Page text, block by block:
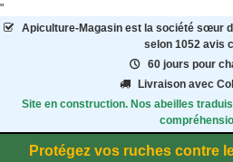
"
Apiculture-Magasinest la société sœur
selon 1052 avis
60 jours pour
Livraison avec
Site en construction. Nos abeilles
Protégez vos ruches contre